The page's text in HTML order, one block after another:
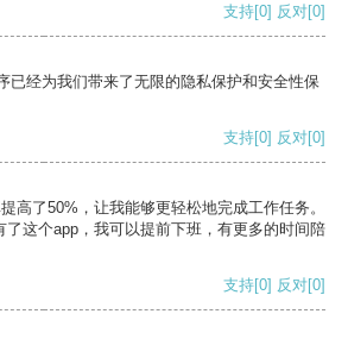
支持[0] 反对[0]
已经为我们带来了无限的隐私保护和安全性保
支持[0] 反对[0]
高了50%，让我能够更轻松地完成工作任务。
了这个app，我可以提前下班，有更多的时间陪
支持[0] 反对[0]